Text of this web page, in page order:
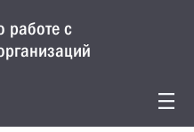
работе с